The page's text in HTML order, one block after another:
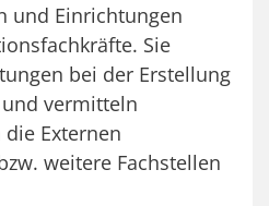
und Einrichtungen
Sie
bei der Erstellung
vermitteln
Externen
weitere Fachstellen